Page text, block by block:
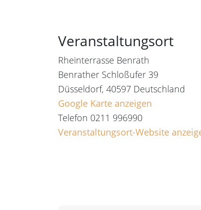
Veranstaltungsort
Rheinterrasse Benrath
Benrather Schloßufer 39
Düsseldorf, 40597 Deutschland
Google Karte anzeigen
Telefon 0211 996990
Veranstaltungsort-Website